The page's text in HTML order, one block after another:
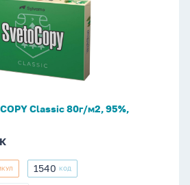
Classic 80г/м2, 95%,
1540
1540 КОД